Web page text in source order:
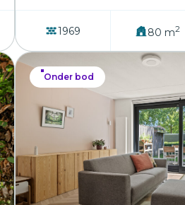
1969 80 m2
Onder bod